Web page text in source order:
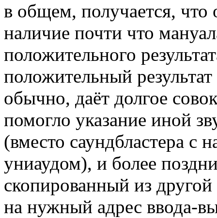
в общем, получается, что
наличие почти что
положительного
положительный
обычно, даёт долгое
помогло указание иной
(вместо саундбластера с
униаудом), и более
скопированный из другой
на нужный адрес ввода-